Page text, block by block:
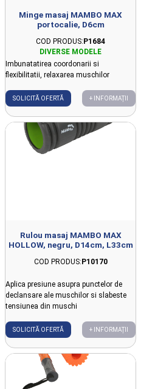
Minge masaj MAMBO MAX
portocalie, D6cm
COD PRODUS: P1684
Imbunatatirea coordonarii si
flexibilitatii, relaxarea muschilor
SOLICITĂ OFERTĂ + INFORMAȚII
Rulou masaj MAMBO MAX
HOLLOW, negru, D14cm, L33cm
COD PRODUS:P10170
Aplica presiune asupra punctelor de
declansare ale muschilor si slabeste
tensiunea din muschi
SOLICITĂ OFERTĂ + INFORMAȚII